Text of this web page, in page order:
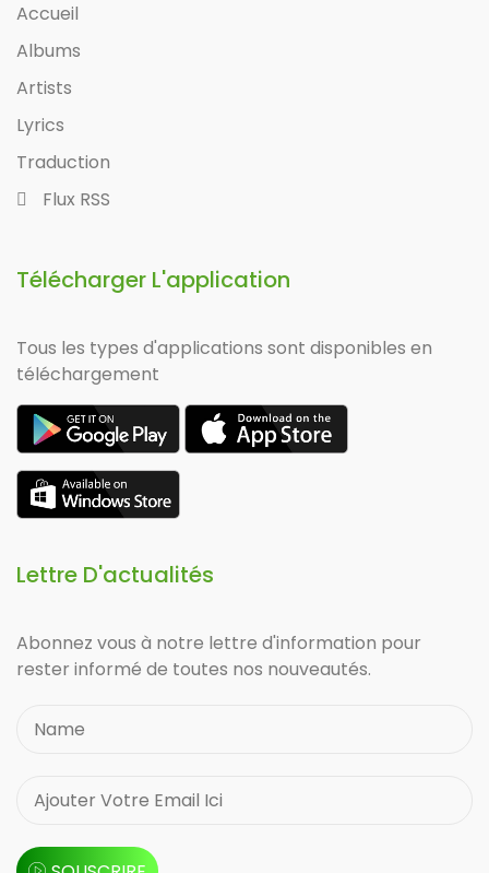
Accueil
Albums
Artists
Lyrics
Traduction
Flux RSS
Télécharger L'application
Tous les types d'applications sont disponibles en
téléchargement
Lettre D'actualités
Abonnez vous à notre lettre d'information pour
rester informé de toutes nos nouveautés.